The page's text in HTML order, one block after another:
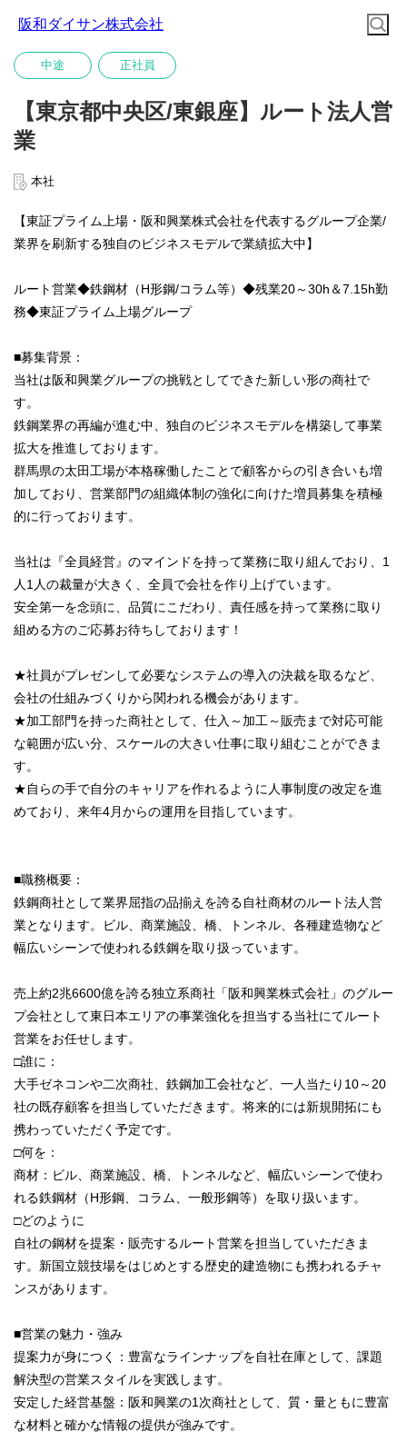
阪和ダイサン株式会社
中途 正社員
【東京都中央区/東銀座】ルート法人営
業
本社
【東証プライム上場・阪和興業株式会社を代表するグループ企業/
業界を刷新する独自のビジネスモデルで業績拡大中】
ルート営業◆鉄鋼材（H形鋼/コラム等）◆残業20～30h＆7.15h勤
務◆東証プライム上場グループ
■募集背景：
当社は阪和興業グループの挑戦としてできた新しい形の商社で
す。
鉄鋼業界の再編が進む中、独自のビジネスモデルを構築して事業
拡大を推進しております。
群馬県の太田工場が本格稼働したことで顧客からの引き合いも増
加しており、営業部門の組織体制の強化に向けた増員募集を積極
的に行っております。
当社は『全員経営』のマインドを持って業務に取り組んでおり、1
人1人の裁量が大きく、全員で会社を作り上げています。
安全第一を念頭に、品質にこだわり、責任感を持って業務に取り
組める方のご応募お待ちしております！
★社員がプレゼンして必要なシステムの導入の決裁を取るなど、
会社の仕組みづくりから関われる機会があります。
★加工部門を持った商社として、仕入～加工～販売まで対応可能
な範囲が広い分、スケールの大きい仕事に取り組むことができま
す。
★自らの手で自分のキャリアを作れるように人事制度の改定を進
めており、来年4月からの運用を目指しています。
■職務概要：
鉄鋼商社として業界屈指の品揃えを誇る自社商材のルート法人営
業となります。ビル、商業施設、橋、トンネル、各種建造物など
幅広いシーンで使われる鉄鋼を取り扱っています。
売上約2兆6600億を誇る独立系商社「阪和興業株式会社」のグルー
プ会社として東日本エリアの事業強化を担当する当社にてルート
営業をお任せします。
□誰に：
大手ゼネコンや二次商社、鉄鋼加工会社など、一人当たり10～20
社の既存顧客を担当していただきます。将来的には新規開拓にも
携わっていただく予定です。
□何を：
商材：ビル、商業施設、橋、トンネルなど、幅広いシーンで使わ
れる鉄鋼材（H形鋼、コラム、一般形鋼等）を取り扱います。
□どのように
自社の鋼材を提案・販売するルート営業を担当していただきま
す。新国立競技場をはじめとする歴史的建造物にも携われるチャ
ンスがあります。
■営業の魅力・強み
提案力が身につく：豊富なラインナップを自社在庫として、課題
解決型の営業スタイルを実践します。
安定した経営基盤：阪和興業の1次商社として、質・量ともに豊富
な材料と確かな情報の提供が強みです。